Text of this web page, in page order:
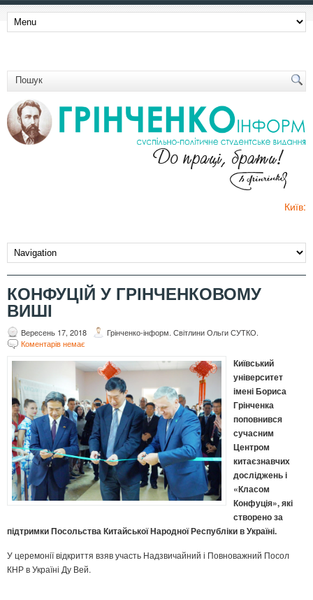
Київ:
КОНФУЦІЙ У ГРІНЧЕНКОВОМУ
ВИШІ
Вересень 17, 2018
Грінченко-інформ. Світлини Ольги СУТКО.
Коментарів немає
Київський
університет
імені Бориса
Грінченка
поповнився
сучасним
Центром
китаєзнавчих
досліджень і
«Класом
Конфуція», які
створено за
підтримки Посольства Китайської Народної Республіки в Україні.
У церемонії відкриття взяв участь Надзвичайний і Повноважний Посол
КНР в Україні Ду Вей.